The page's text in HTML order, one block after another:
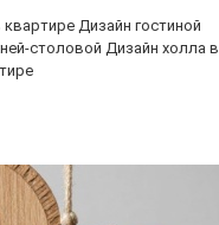
Дизайн гостиной
столовой Дизайн холла в